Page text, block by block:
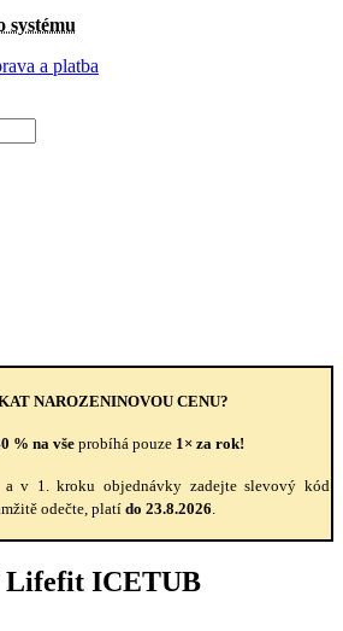
systému
a platba
NAROZENINOVOU CENU?
% na vše probíhá pouze 1× za rok!
v 1. kroku objednávky zadejte slevový kód
odečte, platí do 23.8.2026.
Lifefit ICETUB